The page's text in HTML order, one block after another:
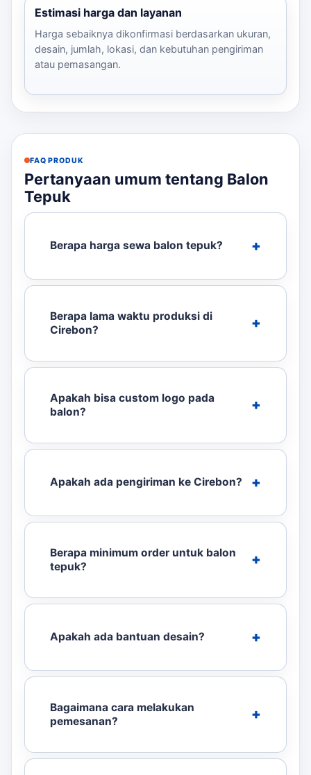
Estimasi harga dan layanan
Harga sebaiknya dikonfirmasi berdasarkan ukuran,
desain, jumlah, lokasi, dan kebutuhan pengiriman
atau pemasangan.
FAQ PRODUK
Pertanyaan umum tentang Balon
Tepuk
Berapa harga sewa balon tepuk?
Berapa lama waktu produksi di
Cirebon?
Apakah bisa custom logo pada
balon?
Apakah ada pengiriman ke Cirebon?
Berapa minimum order untuk balon
tepuk?
Apakah ada bantuan desain?
Bagaimana cara melakukan
pemesanan?